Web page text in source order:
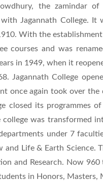
the zamindar
Jagannath College.
With the
courses and was
in 1949, when it
Jagannath College
once again took over
closed its programmes
college was transformed
under 7
and Life & Earth
and Research. Now
in Honors, Masters,